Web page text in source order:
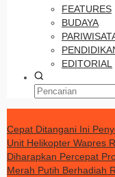
FEATURES
BUDAYA
EDITORIAL
Cepat Ditangani Ini
Unit Helikopter Wapres
Diharapkan Percepat
Merah Putih Berhadiah